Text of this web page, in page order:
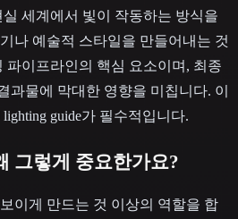
세계에서 빛이 작동하는 방식을
나 예술적 스타일을 만들어내는 것
파이프라인의 핵심 요소이며, 최종
과물에 막대한 영향을 미칩니다. 이
guide가 필수적입니다.
그렇게 중요한가요?
이게 만드는 것 이상의 역할을 합